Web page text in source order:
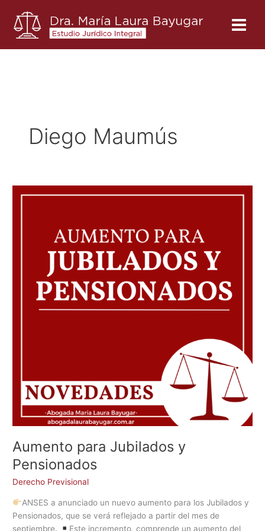
contenido
Diego Maumús
Aumento para Jubilados y
Pensionados
Derecho Previsional
ANSES a anunciado un nuevo aumento para los Jubilados y
Pensionados, que se verá reflejado a partir del mes de
septiembre.
Este incremento, comprende un aumento del
Pensionados